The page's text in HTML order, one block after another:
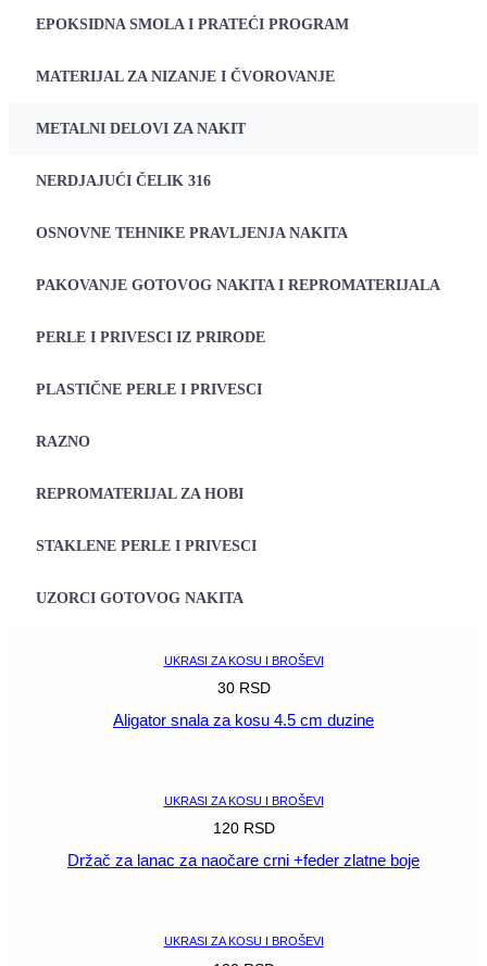
EPOKSIDNA SMOLA I PRATEĆI PROGRAM
MATERIJAL ZA NIZANJE I ČVOROVANJE
METALNI DELOVI ZA NAKIT
NERDJAJUĆI ČELIK 316
OSNOVNE TEHNIKE PRAVLJENJA NAKITA
PAKOVANJE GOTOVOG NAKITA I REPROMATERIJALA
PERLE I PRIVESCI IZ PRIRODE
PLASTIČNE PERLE I PRIVESCI
RAZNO
REPROMATERIJAL ZA HOBI
STAKLENE PERLE I PRIVESCI
UZORCI GOTOVOG NAKITA
UKRASI ZA KOSU I BROŠEVI
30 RSD
Aligator snala za kosu 4.5 cm duzine
UKRASI ZA KOSU I BROŠEVI
120 RSD
Držač za lanac za naočare crni +feder zlatne boje
UKRASI ZA KOSU I BROŠEVI